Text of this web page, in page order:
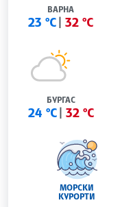
ВАРНА
23 °C 32 °C
БУРГАС
24 °C 32 °C
МОРСКИ
КУРОРТИ